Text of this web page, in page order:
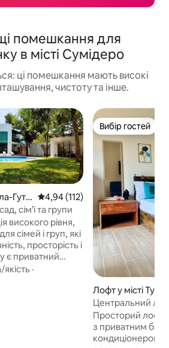
помешкання для
в місті Сумідеро
ці помешкання мають високі
чистоту та інше.
Гуть
Середня оцінка: 4,94 з 5,
4,94 (112)
сім'ї та групи
високого рівня,
сімей і груп, які
просторість і
тренажерний
районі. Він
якість ·
Вибір гостей
Вибір гостей
Лофт у місті
с
Центральний
Гаряча вода + Wi-
Просторий лофт
з приватним
кондиціонером і